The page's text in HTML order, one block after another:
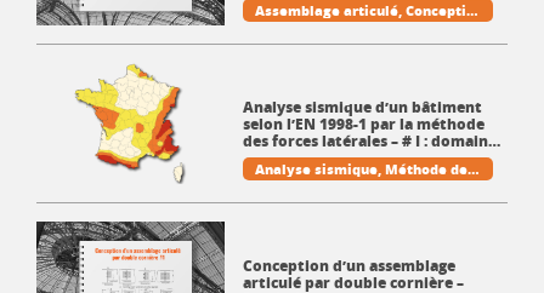
Assemblage articulé Conceptio
n Cornière Poutre Pratique et t
echniques de la CM
Analyse sismique d’un bâtiment
selon l’EN 1998-1 par la méthode
des forces latérales – # I : domaine
d’application et méthode de calcul
Analyse sismique Méthode des
forces latérales Règles parasis
miques Pratique et techniques
Conception d’un assemblage
articulé par double cornière –